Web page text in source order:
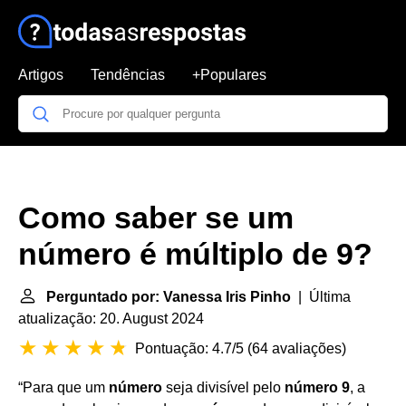
Artigos Tendências +Populares
Como saber se um
número é múltiplo de 9?
Perguntado por: Vanessa Iris Pinho | Última
atualização: 20. August 2024
Pontuação: 4.7/5 (64 avaliações)
“Para que um número seja divisível pelo número 9, a